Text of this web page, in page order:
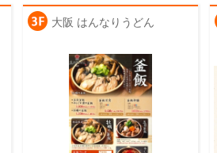
大阪 はんなりうどん